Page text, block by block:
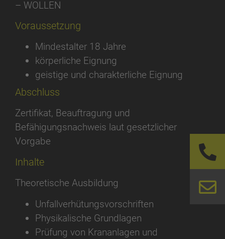
– WOLLEN
Voraussetzung
Mindestalter 18 Jahre
körperliche Eignung
geistige und charakterliche Eignung
Abschluss
Zertifikat, Beauftragung und
Befähigungsnachweis laut gesetzlicher
Vorgabe
Inhalte
Theoretische Ausbildung
Unfallverhütungsvorschriften
Physikalische Grundlagen
Prüfung von Krananlagen und